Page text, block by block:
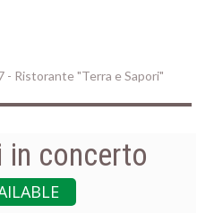
- Ristorante "Terra e Sapori"
in concerto